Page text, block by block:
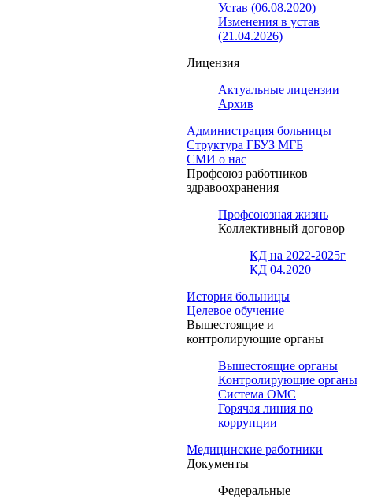
Устав (06.08.2020)
Изменения в устав
(21.04.2026)
Лицензия
Актуальные лицензии
Архив
Администрация больницы
Структура ГБУЗ МГБ
СМИ о нас
Профсоюз работников
здравоохранения
Профсоюзная жизнь
Коллективный договор
КД на 2022-2025г
КД 04.2020
История больницы
Целевое обучение
Вышестоящие и
контролирующие органы
Вышестоящие органы
Контролирующие органы
Система ОМС
Горячая линия по
коррупции
Медицинские работники
Документы
Федеральные